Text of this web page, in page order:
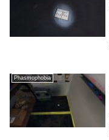
Phasmophobia